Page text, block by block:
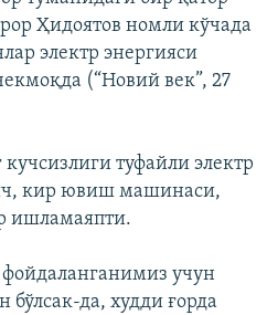
Ҳидоятов номли кўчада
электр энергияси
(“Новий век”, 27
туфайли электр
кир ювиш машинаси,
ишламаяпти.
фойдаланганимиз учун
бўлсак-да, худди ғорда